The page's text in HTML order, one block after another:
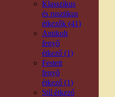
Klasszikus
és rusztikus
étkezők (41)
Antikolt
fenyő
étkező (1)
Festett
fenyő
étkező (1)
Stíl étkező